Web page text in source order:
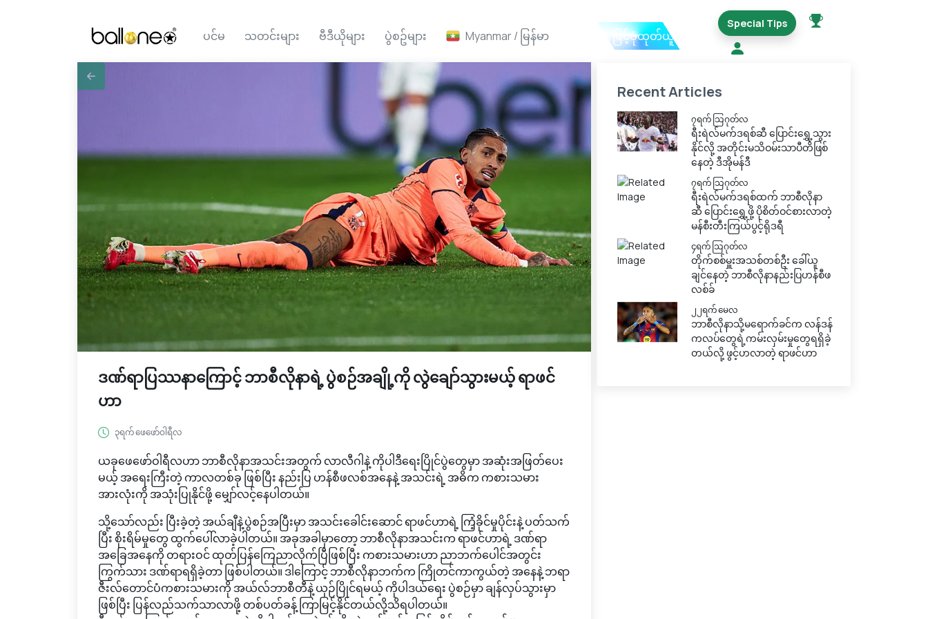
ပင်မ သတင်းများ ဗီဒီယိုများ ပွဲစဥ်များ Myanmar / မြန်မာ Ai ဖြင့်ပုံထုတ်ယူမည်
Special Tips
ဒဏ်ရာပြဿနာကြောင့် ဘာစီလိုနာရဲ့ ပွဲစဉ်အချို့ကို လွဲချော်သွားမယ့် ရာဖင်
ဟာ
၃ရက် ဖေဖော်ဝါရီလ
ယခုဖေဖော်ဝါရီလဟာ ဘာစီလိုနာအသင်းအတွက် လာလီဂါနဲ့ ကိုပါဒီရေးပြိုင်ပွဲတွေမှာ အဆုံးအဖြတ်ပေး
မယ့် အရေးကြီးတဲ့ ကာလတစ်ခု ဖြစ်ပြီး နည်းပြ ဟန်စီဖလစ်အနေနဲ့ အသင်းရဲ့ အဓိက ကစားသမား
အားလုံးကို အသုံးပြုနိုင်ဖို့ မျှော်လင့်နေပါတယ်။
သို့သော်လည်း ပြီးခဲ့တဲ့ အယ်ချီနဲ့ပွဲစဉ်အပြီးမှာ အသင်းခေါင်းဆောင် ရာဖင်ဟာရဲ့ ကြံ့ခိုင်မှုပိုင်းနဲ့ ပတ်သက်
ပြီး စိုးရိမ်မှုတွေ ထွက်ပေါ်လာခဲ့ပါတယ်။ အခုအခါမှာတော့ ဘာစီလိုနာအသင်းက ရာဖင်ဟာရဲ့ ဒဏ်ရာ
အခြေအနေကို တရားဝင် ထုတ်ပြန်ကြေညာလိုက်ပြီဖြစ်ပြီး ကစားသမားဟာ ညာဘက်ပေါင်အတွင်း
ကြွက်သား ဒဏ်ရာရရှိခဲ့တာ ဖြစ်ပါတယ်။ ဒါကြောင့် ဘာစီလိုနာဘက်က ကြိုတင်ကာကွယ်တဲ့ အနေနဲ့ ဘရာ
ဇီးလ်တောင်ပံကစားသမားကို အယ်လ်ဘာစီတီနဲ့ ယှဉ်ပြိုင်ရမယ့် ကိုပါဒယ်ရေး ပွဲစဉ်မှာ ချန်လှပ်သွားမှာ
ဖြစ်ပြီး ပြန်လည်သက်သာလာဖို့ တစ်ပတ်ခန့် ကြာမြင့်နိုင်တယ်လို့သိရပါတယ်။
Recent Articles
၇ရက် သြဂုတ်လ
ရီးရဲလ်မက်ဒရစ်ဆီ ပြောင်းရွှေ့သွား
နိုင်လို့ အတိုင်းမသိဝမ်းသာပီတိဖြစ်
နေတဲ့ ဒီအိုမန်ဒီ
၇ရက် သြဂုတ်လ
ရီးရဲလ်မက်ဒရစ်ထက် ဘာစီလိုနာ
ဆီ ပြောင်းရွှေ့ဖို့ ပိုစိတ်ဝင်စားလာတဲ့
မန်စီးတီးကြယ်ပွင့်ရိုဒရီ
၄ရက် သြဂုတ်လ
တိုက်စစ်မှူးအသစ်တစ်ဦး ခေါ်ယူ
ချင်နေတဲ့ ဘာစီလိုနာနည်းပြဟန်စီဖ
လစ်ခ်
၂၂ရက် မေလ
ဘာစီလိုနာသို့မရောက်ခင်က လန်ဒန်
ကလပ်တွေရဲ့ကမ်းလှမ်းမှုတွေရရှိခဲ့
တယ်လို့ ဖွင့်ဟလာတဲ့ ရာဖင်ဟာ